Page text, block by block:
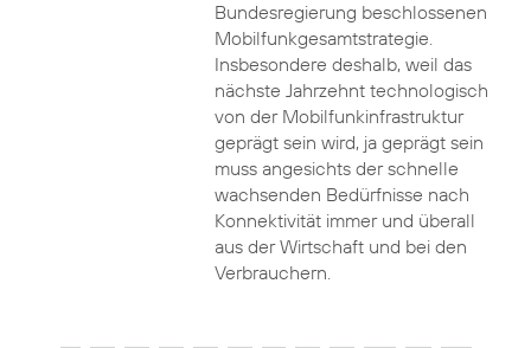
Bundesregierung beschlossenen
Mobilfunkgesamtstrategie.
Insbesondere deshalb, weil das
nächste Jahrzehnt technologisch
von der Mobilfunkinfrastruktur
geprägt sein wird, ja geprägt sein
muss angesichts der schnelle
wachsenden Bedürfnisse nach
Konnektivität immer und überall
aus der Wirtschaft und bei den
Verbrauchern.